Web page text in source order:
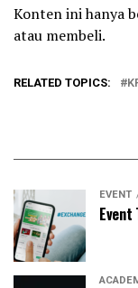
Konten ini hanya
atau membeli.
RELATED TOPICS:
EVENT
Event